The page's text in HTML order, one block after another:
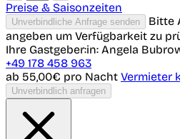
Preise & Saisonzeiten
Unverbindliche Anfrage senden
Bitte
angeben um Verfügbarkeit zu
Ihre Gastgeber:in: Angela
+49 178 458 963
ab 55,00€ pro Nacht Vermieter
Unverbindlich anfragen